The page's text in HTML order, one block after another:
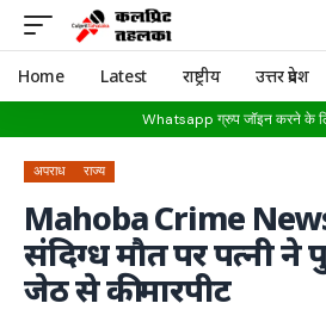
Home Latest राष्ट्रीय उत्तर प्रदेश
Whatsapp ग्रुप जॉइन करने के
अपराध राज्य
Mahoba Crime
संदिग्ध मौत पर पत्नी
जेठ से की मारपीट